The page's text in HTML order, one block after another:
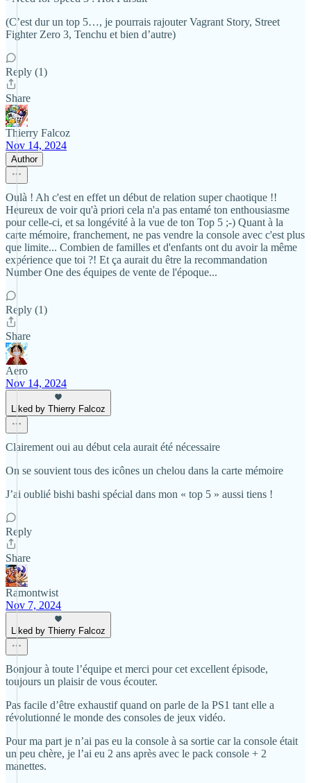
(C’est dur un top 5…, je pourrais rajouter Vagrant Story, Street
Fighter Zero 3, Tenchu et bien d’autre)
Reply (1)
Share
Thierry Falcoz
Nov 14, 2024
Author
Oulà ! Ah c'est en effet un début de relation super chaotique !!
Heureux de voir qu'à priori cela n'a pas entamé ton enthousiasme
pour celle-ci, et sa longévité à la vue de ton Top 5 ;-) Quant à la
carte mémoire, franchement, ne pas vendre la console avec c'est plus
que limite... Combien de familles et d'enfants ont du avoir la même
expérience que toi ?! Et ça aurait du être la recommandation
Number One des équipes de vente de l'époque...
Reply (1)
Share
Aero
Nov 14, 2024
Liked by Thierry Falcoz
Clairement oui au début cela aurait été nécessaire
On se souvient tous des icônes un chelou dans la carte mémoire
J’ai oublié bishi bashi spécial dans mon « top 5 » aussi tiens !
Reply
Share
Ramontwist
Nov 7, 2024
Liked by Thierry Falcoz
Bonjour à toute l’équipe et merci pour cet excellent épisode,
toujours un plaisir de vous écouter.
Pas facile d’être exhaustif quand on parle de la PS1 tant elle a
révolutionné le monde des consoles de jeux vidéo.
Pour ma part je n’ai pas eu la console à sa sortie car la console était
un peu chère, je l’ai eu 2 ans après avec le pack console + 2
manettes.